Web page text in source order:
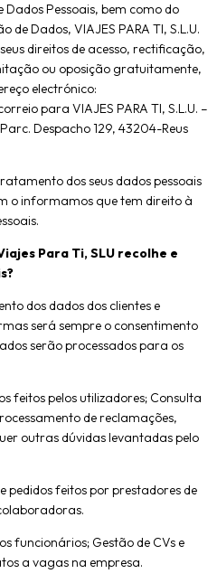
Pessoais, bem como do
Dados, VIAJES PARA TI, S.L.U.
direitos de acesso, rectificação,
ou oposição gratuitamente,
electrónico:
para VIAJES PARA TI, S.L.U. –
Despacho 129, 43204-Reus
dos seus dados pessoais
o informamos que tem direito à
Para Ti, SLU recolhe e
dos dados dos clientes e
será sempre o consentimento
serão processados para os
feitos pelos utilizadores; Consulta
de reclamações,
outras dúvidas levantadas pelo
pedidos feitos por prestadores de
funcionários; Gestão de CVs e
a vagas na empresa.